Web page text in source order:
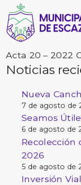
Acta 20 – 2022
Noticias
Nueva
7 de agosto de
Seamos
6 de agosto de
Recolección
2026
5 de agosto de
Inversión